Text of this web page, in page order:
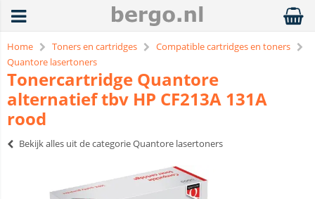
Home Toners en cartridges
Compatible cartridges en toners
Quantore lasertoners
Tonercartridge Quantore
alternatief tbv HP CF213A 131A
rood
Bekijk alles uit de categorie Quantore lasertoners